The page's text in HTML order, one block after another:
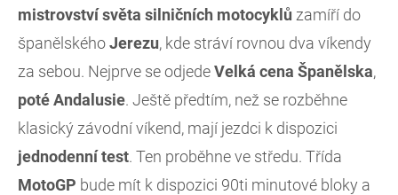
mistrovství světa silničních motocyklů zamíří do
španělskéhoJerezu, kde stráví rovnou dva víkendy
za sebou. Nejprve se odjedeVelká cena Španělska,
poté Andalusie. Ještě předtím, než se rozběhne
klasický závodní víkend, mají jezdci k dispozici
jednodenní test. Ten proběhne ve středu. Třída
MotoGP bude mít k dispozici 90ti minutové bloky a